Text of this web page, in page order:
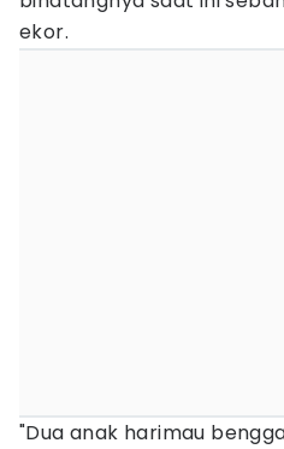
ekor.
"Dua anak harimau